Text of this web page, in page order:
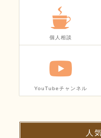
個人相談
YouTubeチャンネル
人